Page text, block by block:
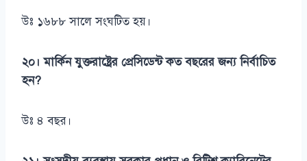
উঃ ১৬৮৮ সালে সংঘটিত হয়।
২০। মার্কিন যুক্তরাষ্ট্রের প্রেসিডেন্ট কত বছরের জন্য নির্বাচিত
হন?
উঃ ৪ বছর।